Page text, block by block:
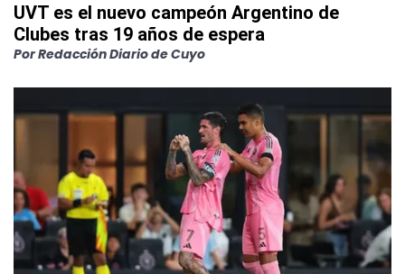
UVT es el nuevo campeón Argentino de
Clubes tras 19 años de espera
PorRedacción Diario de Cuyo